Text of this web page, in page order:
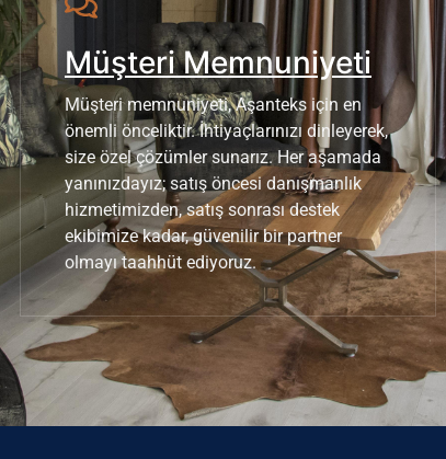
Müşteri Memnuniyeti
Müşteri memnuniyeti, Aşanteks için en
önemli önceliktir. İhtiyaçlarınızı dinleyerek,
size özel çözümler sunarız. Her aşamada
yanınızdayız; satış öncesi danışmanlık
hizmetimizden, satış sonrası destek
ekibimize kadar, güvenilir bir partner
olmayı taahhüt ediyoruz.